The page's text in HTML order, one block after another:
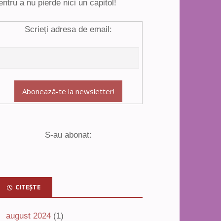
a nu pierde nici un capitol!
Scrieți adresa de email:
S-au abonat:
CITEȘTE
august 2024 (1)